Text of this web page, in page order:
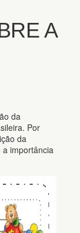
A
da
Por
da
importância